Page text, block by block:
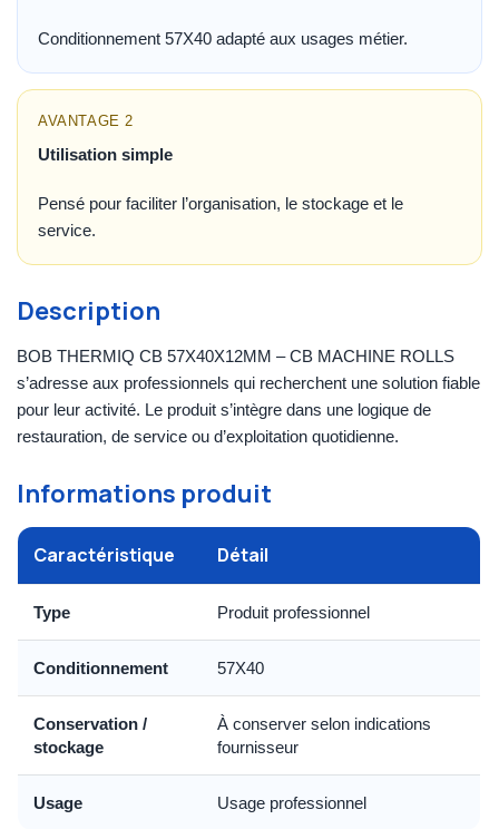
Conditionnement 57X40 adapté aux usages métier.
AVANTAGE 2
Utilisation simple
Pensé pour faciliter l’organisation, le stockage et le
service.
Description
BOB THERMIQ CB 57X40X12MM – CB MACHINE ROLLS
s’adresse aux professionnels qui recherchent une solution fiable
pour leur activité. Le produit s’intègre dans une logique de
restauration, de service ou d’exploitation quotidienne.
Informations produit
Caractéristique Détail
Type Produit professionnel
Conditionnement 57X40
Conservation /
stockage
À conserver selon indications
fournisseur
Usage Usage professionnel